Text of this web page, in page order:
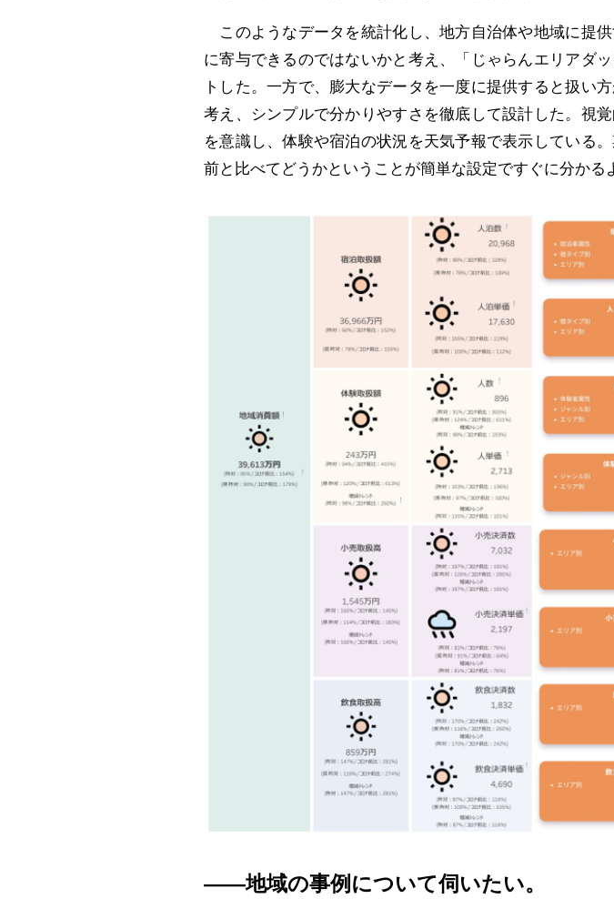
このようなデータを統計化し、地方自治体や地域に提
に寄与できるのではないかと考え、「じゃらんエリアダ
トした。一方で、膨大なデータを一度に提供すると扱い
考え、シンプルで分かりやすさを徹底して設計した。視
を意識し、体験や宿泊の状況を天気予報で表示している
前と比べてどうかということが簡単な設定ですぐに分かる
――地域の事例について伺いたい。